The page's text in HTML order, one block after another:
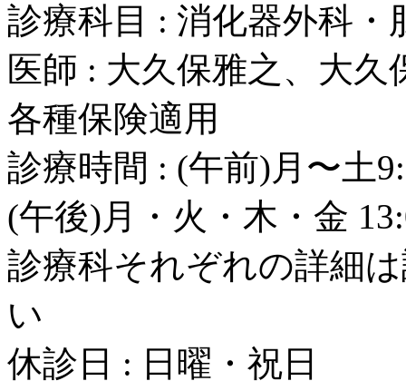
診療科目 : 消化器外科・
医師 : 大久保雅之、大久
各種保険適用
診療時間 : (午前)月〜土
(午後)月・火・木・金
診療科それぞれの詳細
い
休診日 : 日曜・祝日